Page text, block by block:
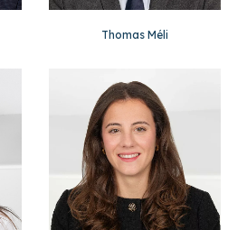
Thomas Méli